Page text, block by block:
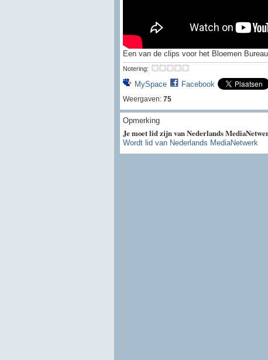
Een van de clips voor het Bloemen
Notering:
MySpace Facebook
Weergaven: 75
Opmerking
Je moet lid zijn van Nederlands
Wordt lid van Nederlands MediaNetwerk